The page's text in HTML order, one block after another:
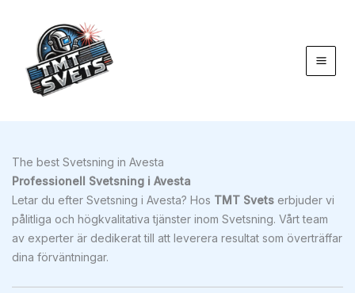
innehåll
The best Svetsning in Avesta
Professionell Svetsning i Avesta
Letar du efter Svetsning i Avesta? Hos TMT Svets erbjuder vi
pålitliga och högkvalitativa tjänster inom Svetsning. Vårt team
av experter är dedikerat till att leverera resultat som överträffar
dina förväntningar.